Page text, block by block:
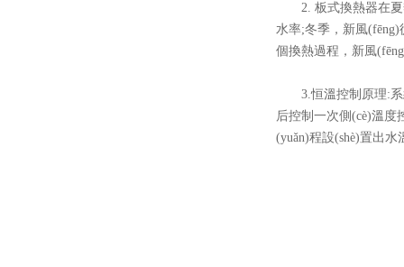
2. 板式換熱器在夏
水率;冬季，新風
個換熱過程，新風
3.恒溫控制原理:
后控制一次側(cè)溫度
(yuǎn)程設(shè)置出水溫度